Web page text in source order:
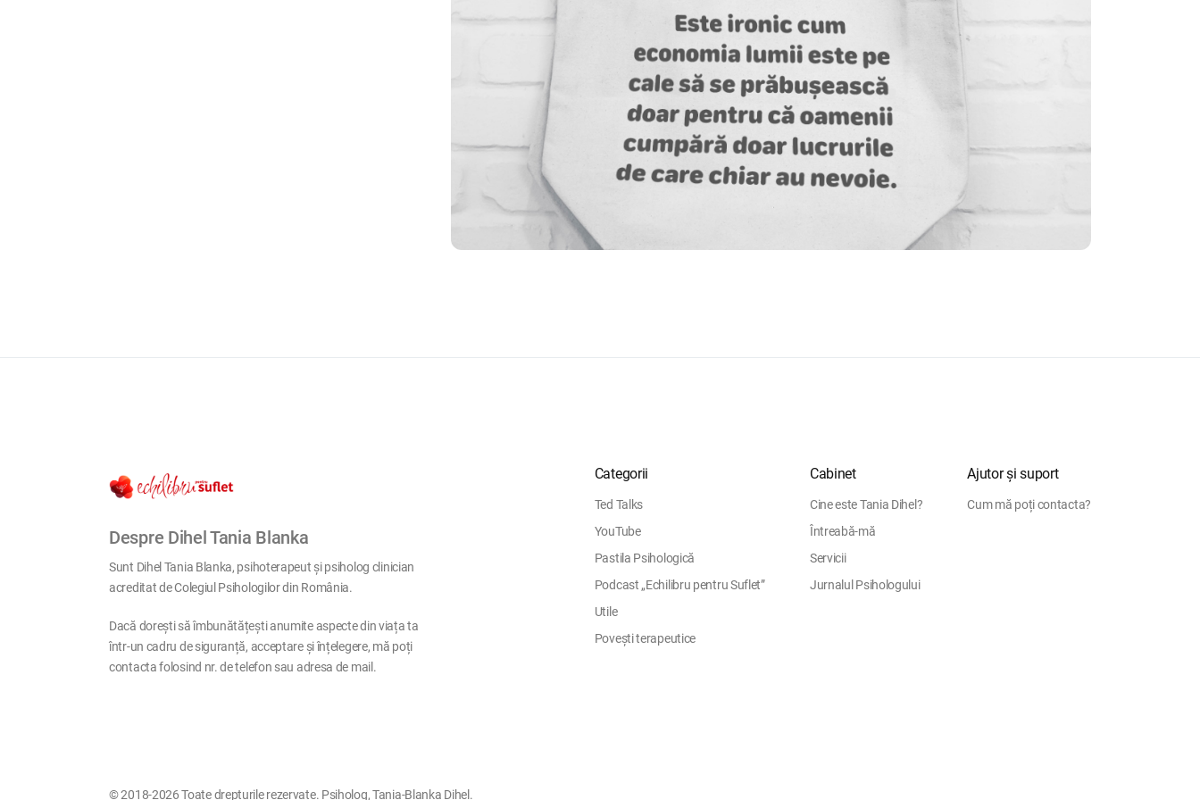
Despre Dihel Tania Blanka
Sunt Dihel Tania Blanka, psihoterapeut și psiholog clinician
acreditat de Colegiul Psihologilor din România.
Dacă dorești să îmbunătățești anumite aspecte din viața ta
într-un cadru de siguranță, acceptare și înțelegere, mă poți
contacta folosind nr. de telefon sau adresa de mail.
Categorii
Ted Talks
YouTube
Pastila Psihologică
Podcast „Echilibru pentru Suflet”
Utile
Povești terapeutice
Cabinet
Cine este Tania Dihel?
Întreabă-mă
Servicii
Jurnalul Psihologului
Ajutor și suport
Cum mă poți contacta?
© 2018-2026 Toate drepturile rezervate. Psiholog, Tania-Blanka Dihel.